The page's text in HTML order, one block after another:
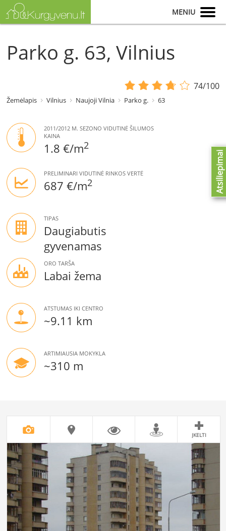
MENIU
Parko g. 63, Vilnius
74/100
Žemėlapis Vilnius Naujoji Vilnia Parko g. 63
2011/2012 M. SEZONO VIDUTINĖ ŠILUMOS
KAINA
1.8 €/m2
PRELIMINARI VIDUTINĖ RINKOS VERTĖ
687 €/m2
TIPAS
Daugiabutis
gyvenamas
ORO TARŠA
Labai žema
ATSTUMAS IKI CENTRO
~9.11 km
ARTIMIAUSIA MOKYKLA
~310 m
ĮKELTI
Atsiliepimai